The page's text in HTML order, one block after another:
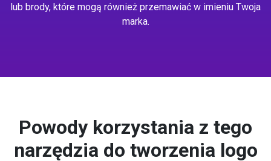
lub brody, które mogą również przemawiać w imieniu Twoja
marka.
Powody korzystania z tego
narzędzia do tworzenia logo